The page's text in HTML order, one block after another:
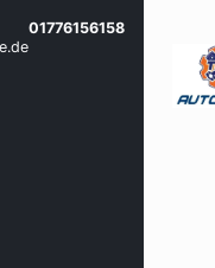
01776156158